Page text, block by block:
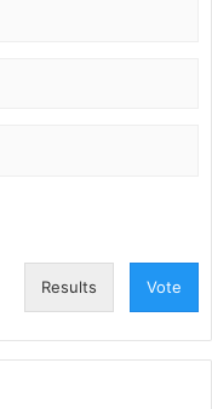
Results Vote